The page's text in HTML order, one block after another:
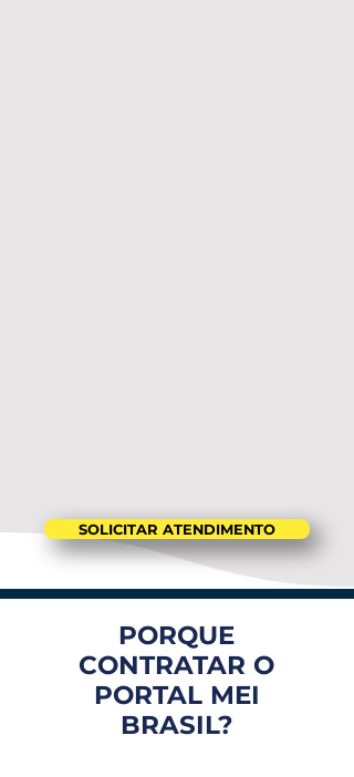
SOLICITAR ATENDIMENTO
PORQUE
CONTRATAR O
PORTAL MEI
BRASIL?